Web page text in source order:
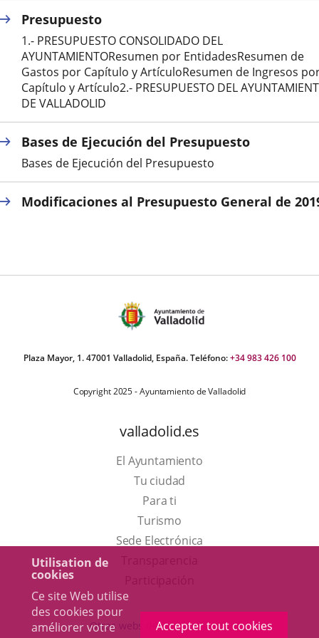
Utilisation de
cookies
Ce site Web utilise
des cookies pour
améliorer votre
Accepter tout cookies
Presupuesto
1.- PRESUPUESTO CONSOLIDADO DEL
AYUNTAMIENTOResumen por EntidadesResumen de
Gastos por Capítulo y ArtículoResumen de Ingresos
Capítulo y Artículo2.- PRESUPUESTO DEL
DE VALLADOLID
Bases de Ejecución del Presupuesto
Bases de Ejecución del Presupuesto
Modificaciones al Presupuesto General de
Plaza Mayor, 1. 47001 Valladolid, España. Teléfono:+34 983 426 100
Copyright 2025 - Ayuntamiento de Valladolid
valladolid.es
El Ayuntamiento
Tu ciudad
Para ti
TurismoEste
enlace
una
Sede Electrónica
externa.
Otras webs del ayuntamiento